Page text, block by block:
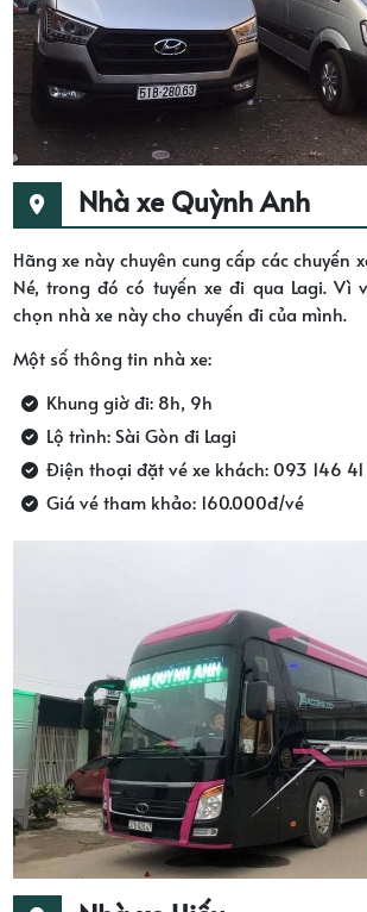
Nhà xe Quỳnh Anh
Hãng xe này chuyên cung cấp các chuyến
Né, trong đó có tuyến xe đi qua Lagi. Vì
chọn nhà xe này cho chuyến đi của mình.
Một số thông tin nhà xe:
Khung giờ đi: 8h, 9h
Lộ trình: Sài Gòn đi Lagi
Điện thoại đặt vé xe khách: 093 146 41
Giá vé tham khảo: 160.000đ/vé